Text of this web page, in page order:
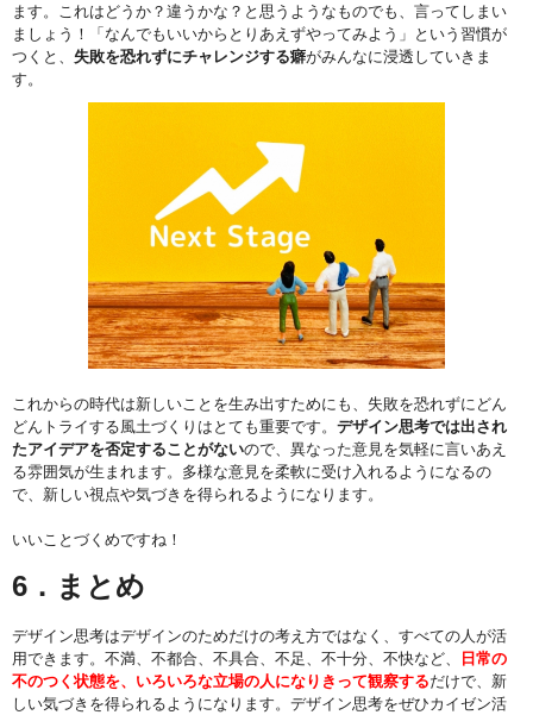
ます。これはどうか？違うかな？と思うようなものでも、言ってしまい
ましょう！「なんでもいいからとりあえずやってみよう」という習慣が
つくと、 失敗を恐れずにチャレンジする癖がみんなに浸透していきま
す。
これからの時代は新しいことを生み出すためにも、失敗を恐れずにどん
どんトライする風土づくりはとても重要です。 デザイン思考では出され
たアイデアを否定することがないので、異なった意見を気軽に言いあえ
る雰囲気が生まれます。多様な意見を柔軟に受け入れるようになるの
で、新しい視点や気づきを得られるようになります。
いいことづくめですね！
6．まとめ
デザイン思考はデザインのためだけの考え方ではなく、すべての人が活
用できます。不満、不都合、不具合、不足、不十分、不快など、
日常の
不のつく状態を、いろいろな立場の人になりきって観察するだけで、新
しい気づきを得られるようになります。デザイン思考をぜひカイゼン活